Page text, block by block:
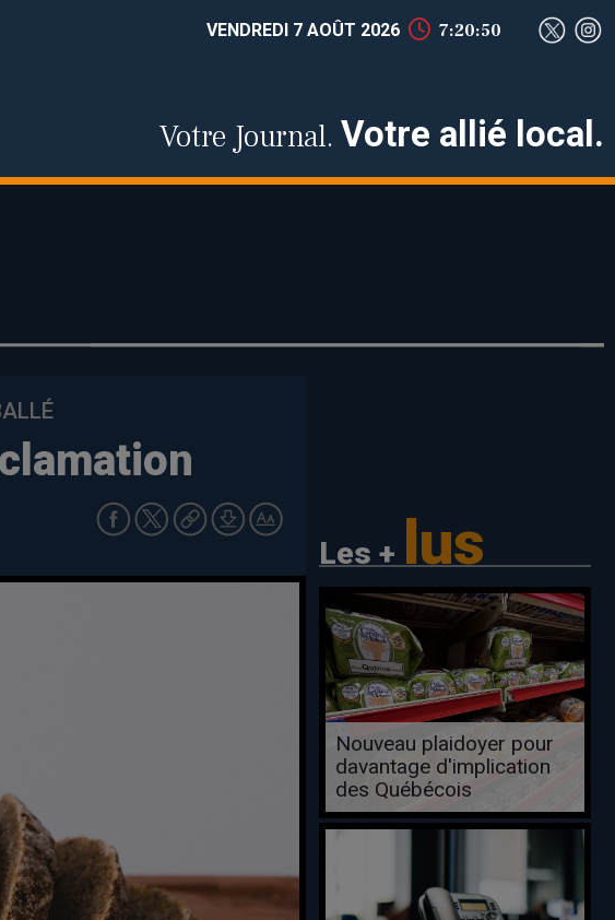
VENDREDI 7 AOÛT 2026 7:20:51
Votre Journal. Votre allié local.
Les + lus
Nouveau plaidoyer pour
davantage d'implication
des Québécois